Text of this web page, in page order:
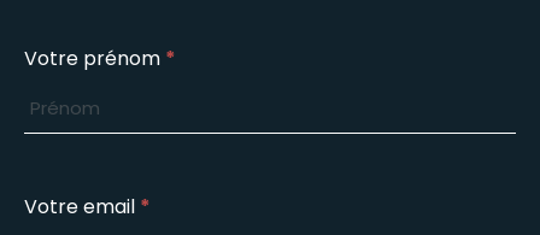
Votre prénom *
Votre email *